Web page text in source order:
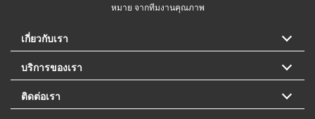
หมาย จากทีมงานคุณภาพ
เกี่ยวกับเรา
บริการของเรา
ติดต่อเรา